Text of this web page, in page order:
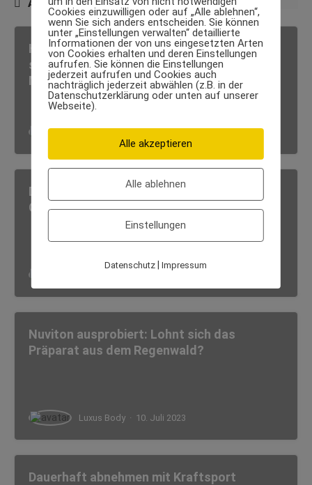
AUSSERDEM SPANNEND:
Hightech für exklusive Trainingskonzepte –
so setzt das digitale Höhentraining neue
Maßstäbe
Die wichtigsten Blutwerte für die eigene
Gesundheit – kennen und verstehen
Nuviton ausprobiert: Lohnt sich das
Präparat aus dem Regenwald?
Luxus Body · 10. Juli 2023
Dauerhaft abnehmen mit Kraftsport
Cookies einzuwilligen oder auf „Alle ablehnen“,
wenn Sie sich anders entscheiden. Sie können
unter „Einstellungen verwalten“ detaillierte
Informationen der von uns eingesetzten Arten
von Cookies erhalten und deren Einstellungen
aufrufen. Sie können die Einstellungen
jederzeit aufrufen und Cookies auch
nachträglich jederzeit abwählen (z.B. in der
Datenschutzerklärung oder unten auf unserer
Webseite).
Alle akzeptieren
Alle ablehnen
Einstellungen
Datenschutz |Impressum